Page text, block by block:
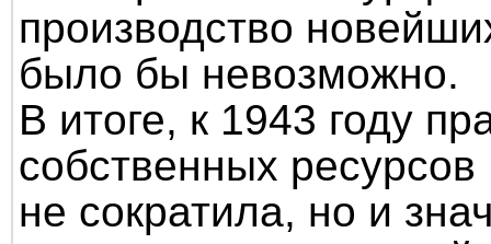
производство
было бы невозможно.
В итоге, к 1943 году
собственных
не сократила, но и